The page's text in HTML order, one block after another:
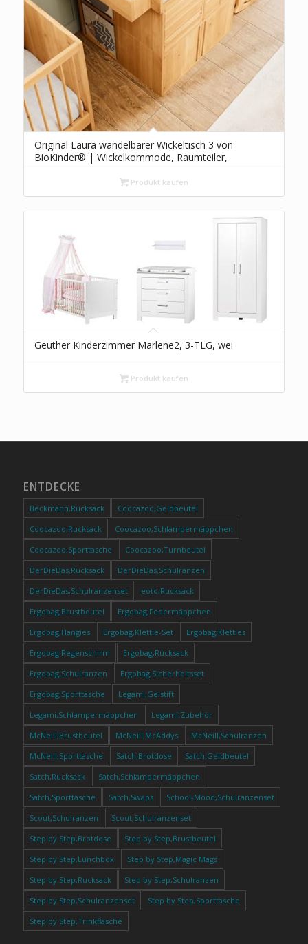
Original Laura wandelbarer Wickeltisch 3 von
BioKinder® | Wickelkommode, Raumteiler,
bioola natürlich geölt, ErleProdukt kaufen
Geuther Kinderzimmer Marlene2, 3-TLG, wei
Produkt kaufen
ENTDECKE
Beckmann,Rucksack
Coocazoo,Geldbeutel
Coocazoo,Rucksack
Coocazoo,Schlampermäppchen
Coocazoo,Sporttasche
Coocazoo,Turnbeutel
DerDieDas,Rucksack
DerDieDas,Schulranzen
DerDieDas,Schulranzenset
eoto,Rucksack
Ergobag,Brustbeutel
Ergobag,Federmäppchen
Ergobag,Hangies
Ergobag,Klettie-Set
Ergobag,Kletties
Ergobag,Regenschirm
Ergobag,Rucksack
Ergobag,Schulranzen
Ergobag,Sicherheitsset
Ergobag,Sporttasche
Legami,Gelstift
Legami,Schlampermäppchen
Legami,Zubehör
McNeill,Brustbeutel
McNeill,McAddys
McNeill,Schulranzen
McNeill,Sporttasche
Satch,Brotdose
Satch,Geldbeutel
Satch,Rucksack
Satch,Schlampermäppchen
Satch,Sporttasche
Satch,Swaps
School-Mood,Schulranzenset
Scout,Schulranzen
Scout,Schulranzenset
Step by Step,Brotdose
Step by Step,Brustbeutel
Step by Step,Lunchbox
Step by Step,Magic Mags
Step by Step,Rucksack
Step by Step,Schulranzen
Step by Step,Schulranzenset
Step by Step,Sporttasche
Step by Step,Trinkflasche